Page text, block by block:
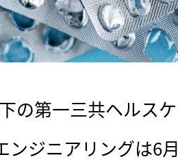
の第一三共ヘルス
ンジニアリングは6